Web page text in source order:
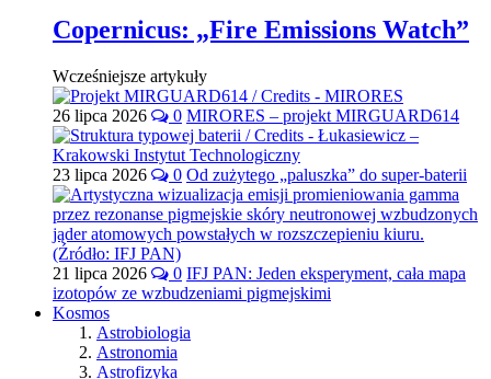
Copernicus: „Fire Emissions Watch”
Wcześniejsze artykuły
26 lipca 2026 0 MIRORES – projekt MIRGUARD614
23 lipca 2026 0 Od zużytego „paluszka” do super-baterii
21 lipca 2026 0 IFJ PAN: Jeden eksperyment, cała mapa
izotopów ze wzbudzeniami pigmejskimi
Kosmos
Astrobiologia
Astronomia
Astrofizyka